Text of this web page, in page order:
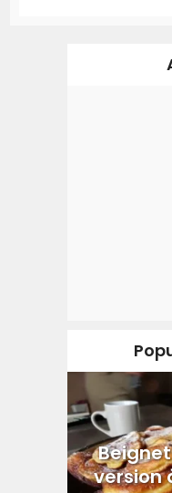
version